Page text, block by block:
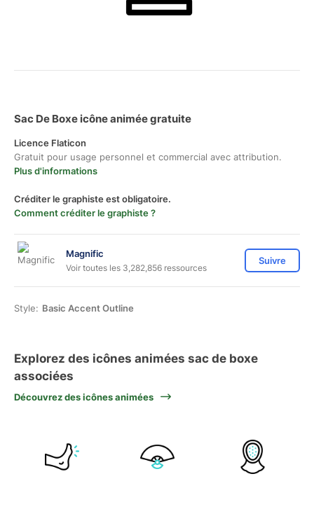
Sac De Boxe icône animée gratuite
Licence Flaticon
Gratuit pour usage personnel et commercial avec attribution.
Plus d'informations
Créditer le graphiste est obligatoire.
Comment créditer le graphiste ?
Magnific
Voir toutes les 3,282,856 ressources
Suivre
Style: Basic Accent Outline
Explorez des icônes animées sac de boxe
associées
Découvrez des icônes animées